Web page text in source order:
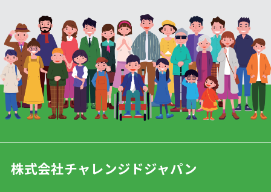
株式会社チャレンジドジャパン